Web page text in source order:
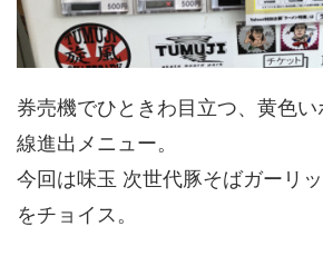
券売機でひときわ目立つ、黄色
線進出メニュー。
今回は味玉 次世代豚そばガーリ
をチョイス。